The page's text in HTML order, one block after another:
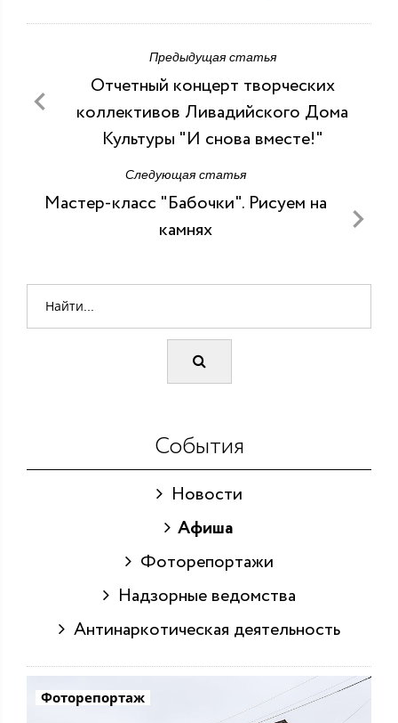
Предыдущая статья
Отчетный концерт творческих
коллективов Ливадийского Дома
Культуры "И снова вместе!"
Следующая статья
Мастер-класс "Бабочки". Рисуем на
камнях
События
Новости
Афиша
Фоторепортажи
Надзорные ведомства
Антинаркотическая деятельность
Фоторепортаж